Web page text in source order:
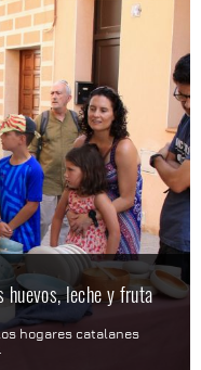
huevos, leche y fruta
hogares catalanes